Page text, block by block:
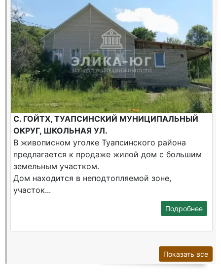
С. ГОЙТХ, ТУАПСИНСКИЙ МУНИЦИПАЛЬНЫЙ
ОКРУГ, ШКОЛЬНАЯ УЛ.
В живописном уголке Туапсинского района
предлагается к продаже жилой дом с большим
земельным участком.
Дом находится в неподтопляемой зоне,
участок...
Подробнее
Показать все